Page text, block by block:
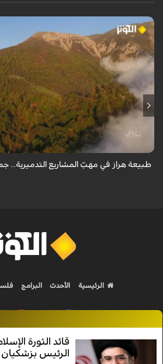
من قلب طبيعة هراز التي كانت يوماً من أجمل
المعد من كارثة بيئية: "وحش الأعمال والمشاريع
طبيعة هراز في مهبّ المشاريع التدميرية...
قائد الثورة
الرئيس بزشكيان
الرئيسية الأحدث البرامج
V | Badr 8 11747 V | Badr5 12284 V